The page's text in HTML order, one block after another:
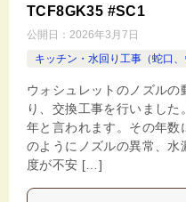
TCF8GK35 #SC1
公開日： 2026年3月7日
キッチン・水回り工事（蛇口、
ウォシュレットのノズル
り、交換工事を行いまし
年と言われます。その年数
のようにノズルの異常、水
度が不安 […]